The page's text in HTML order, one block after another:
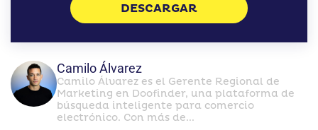
DESCARGAR
Camilo Álvarez
Camilo Álvarez es el Gerente Regional de
Marketing en Doofinder, una plataforma de
búsqueda inteligente para comercio
electrónico. Con más de...